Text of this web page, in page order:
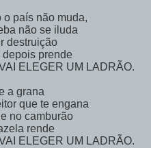
o país não muda,
não se iluda
destruição
depois prende
ELEGER UM LADRÃO.
a grana
que te engana
no camburão
rende
ELEGER UM LADRÃO.